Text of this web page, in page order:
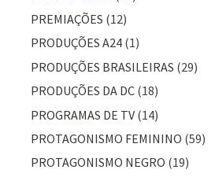
PREMIAÇÕES (12)
PRODUÇÕES A24 (1)
PRODUÇÕES BRASILEIRAS (29)
PRODUÇÕES DA DC (18)
PROGRAMAS DE TV (14)
PROTAGONISMO FEMININO (59)
PROTAGONISMO NEGRO (19)